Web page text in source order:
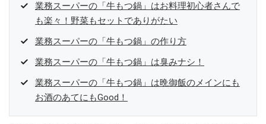
業務スーパーの「牛もつ鍋」はお料理初心者さんで
も楽々！野菜もセットでありがたい
業務スーパーの「牛もつ鍋」の作り方
業務スーパーの「牛もつ鍋」は臭みナシ！
業務スーパーの「牛もつ鍋」は晩御飯のメインにも
お酒のあてにもGood！